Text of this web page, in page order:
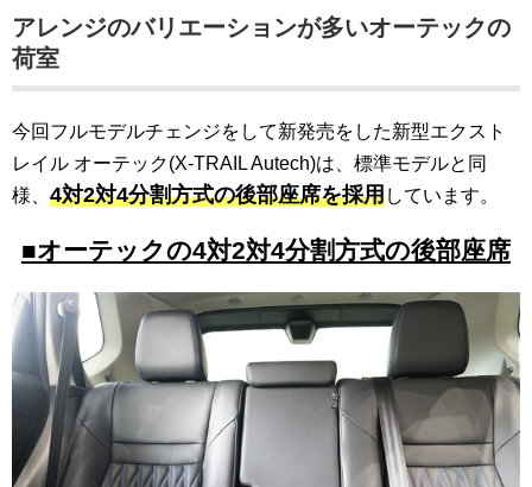
アレンジのバリエーションが多いオーテックの
荷室
今回フルモデルチェンジをして新発売をした新型エクスト
レイル オーテック(X-TRAIL Autech)は、標準モデルと同
様、 4対2対4分割方式の後部座席を採用しています。
■オーテックの4対2対4分割方式の後部座席